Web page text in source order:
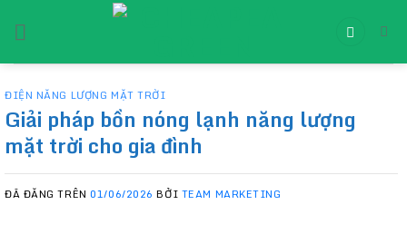
đến
ĐIỆN NĂNG LƯỢNG MẶT TRỜI
Giải pháp bồn nóng lạnh năng lượng
mặt trời cho gia đình
ĐÃ ĐĂNG TRÊN01/06/2026 BỞI TEAM MARKETING